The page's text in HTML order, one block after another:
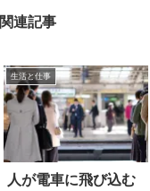
関連記事
生活と仕事
人が電車に飛び込む